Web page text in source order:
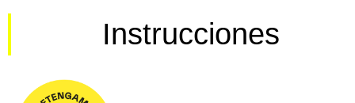
Instrucciones